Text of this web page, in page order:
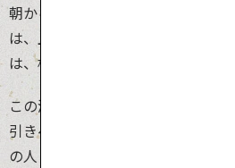
朝から半日かけて行います。出来
は、上半身裸の3,000人の男たち
は、格闘技のような激しさで、見
この激しい綱引きには、観客が参
引きへの参加は不安な方は、綱練
の人と交流を楽しみましょう。祭